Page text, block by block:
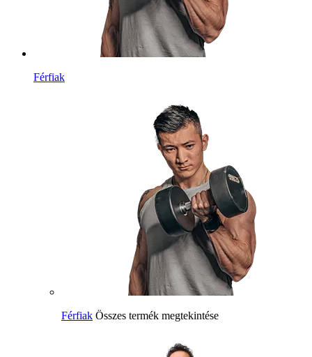
Férfiak
Férfiak Összes termék megtekintése